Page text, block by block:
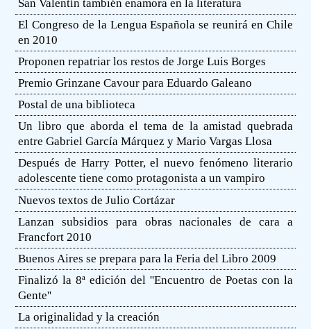
San Valentín también enamora en la literatura
El Congreso de la Lengua Española se reunirá en Chile
en 2010
Proponen repatriar los restos de Jorge Luis Borges
Premio Grinzane Cavour para Eduardo Galeano
Postal de una biblioteca
Un libro que aborda el tema de la amistad quebrada
entre Gabriel García Márquez y Mario Vargas Llosa
Después de Harry Potter, el nuevo fenómeno literario
adolescente tiene como protagonista a un vampiro
Nuevos textos de Julio Cortázar
Lanzan subsidios para obras nacionales de cara a
Francfort 2010
Buenos Aires se prepara para la Feria del Libro 2009
Finalizó la 8ª edición del ''Encuentro de Poetas con la
Gente''
La originalidad y la creación